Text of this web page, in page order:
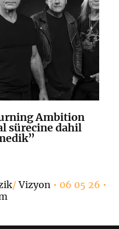
Ambition
sürecine dahil
/Vizyon • 06 05 26 •